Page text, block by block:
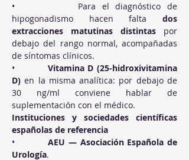
•          Para el diagnóstico de
hipogonadismo hacen falta dos
extracciones matutinas distintas por
debajo del rango normal, acompañadas
de síntomas clínicos.
• Vitamina D (25-hidroxivitamina
D) en la misma analítica: por debajo de
30 ng/ml conviene hablar de
suplementación con el médico.
Instituciones y sociedades científicas
españolas de referencia
• AEU — Asociación Española de
Urología.